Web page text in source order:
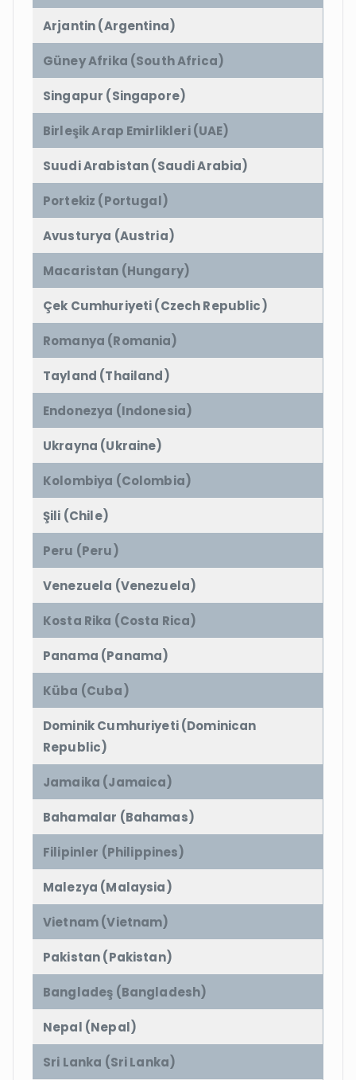
Arjantin (Argentina)
Güney Afrika (South Africa)
Singapur (Singapore)
Birleşik Arap Emirlikleri (UAE)
Suudi Arabistan (Saudi Arabia)
Portekiz (Portugal)
Avusturya (Austria)
Macaristan (Hungary)
Çek Cumhuriyeti (Czech Republic)
Romanya (Romania)
Tayland (Thailand)
Endonezya (Indonesia)
Ukrayna (Ukraine)
Kolombiya (Colombia)
Şili (Chile)
Peru (Peru)
Venezuela (Venezuela)
Kosta Rika (Costa Rica)
Panama (Panama)
Küba (Cuba)
Dominik Cumhuriyeti (Dominican
Republic)
Jamaika (Jamaica)
Bahamalar (Bahamas)
Filipinler (Philippines)
Malezya (Malaysia)
Vietnam (Vietnam)
Pakistan (Pakistan)
Bangladeş (Bangladesh)
Nepal (Nepal)
Sri Lanka (Sri Lanka)